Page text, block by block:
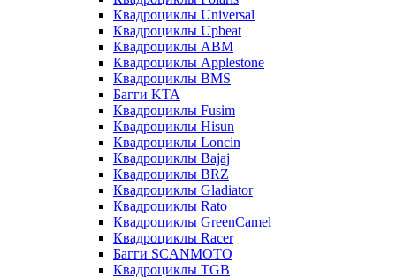
Квадроциклы Universal
Квадроциклы Upbeat
Квадроциклы ABM
Квадроциклы Applestone
Квадроциклы BMS
Багги KTA
Квадроциклы Fusim
Квадроциклы Hisun
Квадроциклы Loncin
Квадроциклы Bajaj
Квадроциклы BRZ
Квадроциклы Gladiator
Квадроциклы Rato
Квадроциклы GreenCamel
Квадроциклы Racer
Багги SCANMOTO
Квадроциклы TGB